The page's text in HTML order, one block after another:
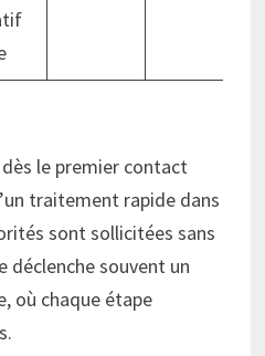
le premier contact
traitement rapide dans
sont sollicitées sans
déclenche souvent un
où chaque étape